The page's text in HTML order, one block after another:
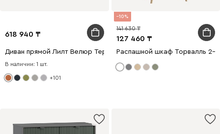
618 940
Диван прямой Лилт Велюр Терракотовый
В наличии: 1 шт.
+101
10
127 460
141 630
Распашной шкаф Торвалль 2-